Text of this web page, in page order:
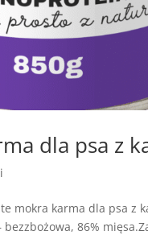
dla psa z
mokra karma dla psa z
bezzbożowa, 86%